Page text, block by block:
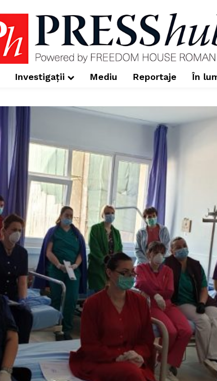
Investigații Mediu Reportaje În